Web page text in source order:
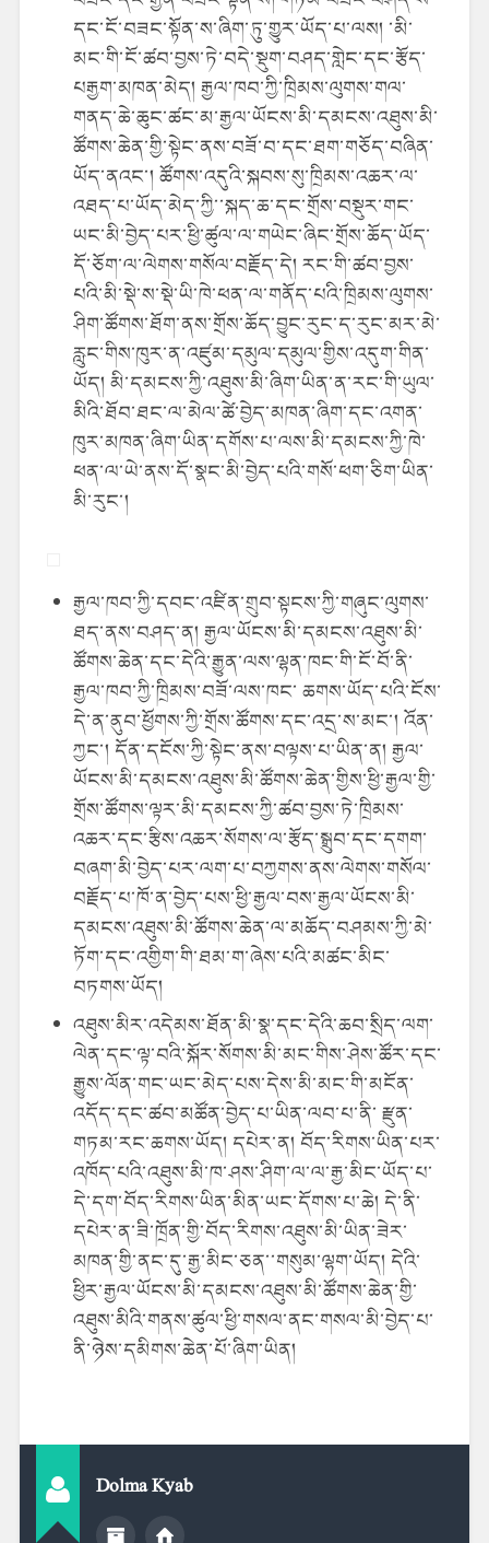
དང་ངོ་བཟང་སྟོན་ས་ཞིག་ཏུ་གྱུར་ཡོད་པ་ལས། ་མི་
མང་གི་ངོ་ཚབ་བྱས་ཏེ་བདེ་སྡུག་བཤད་གླེང་དང་རྩོད་
པརྒྱག་མཁན་མེད། རྒྱལ་ཁབ་ཀྱི་ཁྲིམས་ལུགས་གལ་
གནད་ཆེ་ཆུང་ཚང་མ་རྒྱལ་ཡོངས་མི་དམངས་འཐུས་མི་
ཚོགས་ཆེན་གྱི་སྟེང་ནས་བཟོ་བ་དང་ཐག་གཅོད་བཞིན་
ཡོད་ནའང་། ཚོགས་འདུའི་སྐབས་སུ་ཁྲིམས་འཆར་ལ་
འཐད་པ་ཡོད་མེད་ཀྱི་་སྐད་ཆ་དང་གྲོས་བསྡུར་གང་
ཡང་མི་བྱེད་པར་ཕྱི་ཚུལ་ལ་གཡེང་ཞིང་གྲོས་ཆོད་ཡོད་
དོ་ཅོག་ལ་ལེགས་གསོལ་བརྗོད་དེ། རང་གི་ཚབ་བྱས་
པའི་མི་སྡེ་ས་སྡེ་ཡི་ཁེ་ཕན་ལ་གནོད་པའི་ཁྲིམས་ལུགས་
ཤིག་ཚོགས་ཐོག་ནས་གྲོས་ཆོད་བྱུང་རུང་ད་རུང་མར་མེ་
རླུང་གིས་ཁུར་ན་འཛུམ་དམུལ་དམུལ་གྱིས་འདུག་གིན་
ཡོད། མི་དམངས་ཀྱི་འཐུས་མི་ཞིག་ཡིན་ན་རང་གི་ཡུལ་
མིའི་ཐོབ་ཐང་ལ་མེལ་ཚེ་བྱེད་མཁན་ཞིག་དང་འགན་
ཁུར་མཁན་ཞིག་ཡིན་དགོས་པ་ལས་མི་དམངས་ཀྱི་ཁེ་
ཕན་ལ་ཡེ་ནས་དོ་སྣང་མི་བྱེད་པའི་གསོ་ཕག་ཅིག་ཡིན་
མི་རུང་།
རྒྱལ་ཁབ་ཀྱི་དབང་འཛིན་གྲུབ་སྟངས་ཀྱི་གཞུང་ལུགས་
ཐད་ནས་བཤད་ན། རྒྱལ་ཡོངས་མི་དམངས་འཐུས་མི་
ཚོགས་ཆེན་དང་དེའི་རྒྱུན་ལས་ལྷན་ཁང་གི་ངོ་བོ་ནི་
རྒྱལ་ཁབ་ཀྱི་ཁྲིམས་བཟོ་ལས་ཁང་ ཆགས་ཡོད་པའི་ངོས་
དེ་ན་ནུབ་ཕྱོགས་ཀྱི་གྲོས་ཚོགས་དང་འདྲ་ས་མང་། འོན་
ཀྱང་། དོན་དངོས་ཀྱི་སྟེང་ནས་བལྟས་པ་ཡིན་ན། རྒྱལ་
ཡོངས་མི་དམངས་འཐུས་མི་ཚོགས་ཆེན་གྱིས་ཕྱི་རྒྱལ་གྱི་
གྲོས་ཚོགས་ལྟར་མི་དམངས་ཀྱི་ཚབ་བྱས་ཏེ་ཁྲིམས་
འཆར་དང་རྩིས་འཆར་སོགས་ལ་རྩོད་སྒྲུབ་དང་དགག་
བཞག་མི་བྱེད་པར་ལག་པ་བཀྱགས་ནས་ལེགས་གསོལ་
བརྗོད་པ་ཁོ་ན་བྱེད་པས་ཕྱི་རྒྱལ་བས་རྒྱལ་ཡོངས་མི་
དམངས་འཐུས་མི་ཚོགས་ཆེན་ལ་མཆོད་བཤམས་ཀྱི་མེ་
ཏོག་དང་འགྱིག་གི་ཐམ་ག་ཞེས་པའི་མཚང་མིང་
བཏགས་ཡོད།
འཐུས་མིར་འདེམས་ཐོན་མི་སྣ་དང་དེའི་ཆབ་སྲིད་ལག་
ལེན་དང་ལྟ་བའི་སྐོར་སོགས་མི་མང་གིས་ཤེས་ཚོར་དང་
རྒྱུས་ལོན་གང་ཡང་མེད་པས་དེས་མི་མང་གི་མངོན་
འདོད་དང་ཚབ་མཚོན་བྱེད་པ་ཡིན་ལབ་པ་ནི་ རྫུན་
གཏམ་རང་ཆགས་ཡོད། དཔེར་ན། བོད་རིགས་ཡིན་པར་
འཁོད་པའི་འཐུས་མི་ཁ་ཤས་ཤིག་ལ་ལ་རྒྱ་མིང་ཡོད་པ་
དེ་དག་བོད་རིགས་ཡིན་མིན་ཡང་དོགས་པ་ཆེ། དེ་ནི་
དཔེར་ན་ཟི་ཁྲོན་གྱི་བོད་རིགས་འཐུས་མི་ཡིན་ཟེར་
མཁན་གྱི་ནང་དུ་རྒྱ་མིང་ཅན་་གསུམ་ལྷག་ཡོད། དེའི་
ཕྱིར་རྒྱལ་ཡོངས་མི་དམངས་འཐུས་མི་ཚོགས་ཆེན་གྱི་
འཐུས་མིའི་གནས་ཚུལ་ཕྱི་གསལ་ནང་གསལ་མི་བྱེད་པ་
ནི་ཉེས་དམིགས་ཆེན་པོ་ཞིག་ཡིན།
Dolma Kyab